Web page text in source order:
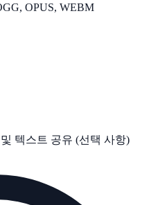
OPUS, WEBM
텍스트 공유 (선택 사항)